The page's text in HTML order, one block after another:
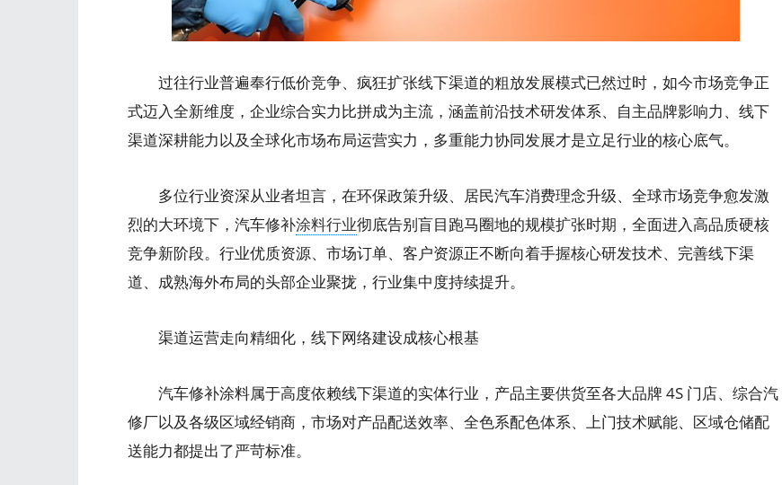
过往行业普遍奉行低价竞争、疯狂扩张线下渠道的粗放发展模式已然过时，如今市场竞争正
式迈入全新维度，企业综合实力比拼成为主流，涵盖前沿技术研发体系、自主品牌影响力、线下
渠道深耕能力以及全球化市场布局运营实力，多重能力协同发展才是立足行业的核心底气。
多位行业资深从业者坦言，在环保政策升级、居民汽车消费理念升级、全球市场竞争愈发激
烈的大环境下，汽车修补涂料行业彻底告别盲目跑马圈地的规模扩张时期，全面进入高品质硬核
竞争新阶段。行业优质资源、市场订单、客户资源正不断向着手握核心研发技术、完善线下渠
道、成熟海外布局的头部企业聚拢，行业集中度持续提升。
渠道运营走向精细化，线下网络建设成核心根基
汽车修补涂料属于高度依赖线下渠道的实体行业，产品主要供货至各大品牌 4S 门店、综合汽
修厂以及各级区域经销商，市场对产品配送效率、全色系配色体系、上门技术赋能、区域仓储配
送能力都提出了严苛标准。